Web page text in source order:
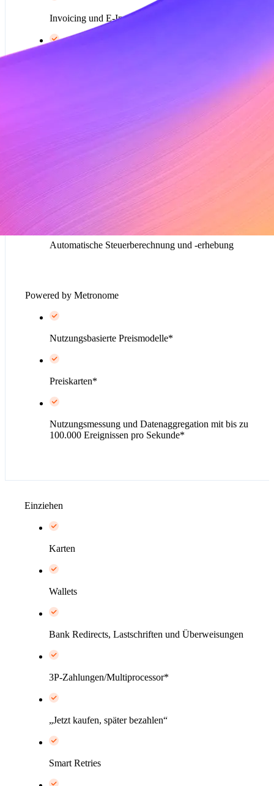
Invoicing und E-Invoicing
Benutzerdefinierte Abrechnung
Automatische Steuerberechnung und -erhebung
Powered by Metronome
Nutzungsbasierte Preismodelle*
Preiskarten*
Nutzungsmessung und Datenaggregation mit bis zu
100.000 Ereignissen pro Sekunde*
Einziehen
Karten
Wallets
Bank Redirects, Lastschriften und Überweisungen
3P-Zahlungen/Multiprocessor*
„Jetzt kaufen, später bezahlen“
Smart Retries